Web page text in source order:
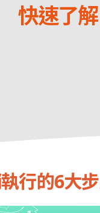
快速了
行的6大步